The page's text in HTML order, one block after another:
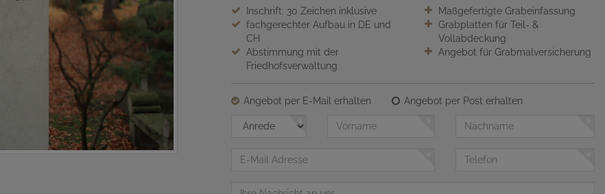
Inschrift: 30 Zeichen inklusive
fachgerechter Aufbau in DE und
CH
Abstimmung mit der
Friedhofsverwaltung
Maßgefertigte Grabeinfassung
Grabplatten für Teil- &
Vollabdeckung
Angebot für Grabmalversicherung
Angebot per E-Mail erhalten
Angebot per Post erhalten
Anrede
Vorname Nachname
Telefon
Nachricht